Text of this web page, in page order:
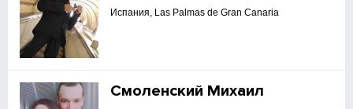
Испания, Las Palmas de Gran Canaria
Смоленский Михаил